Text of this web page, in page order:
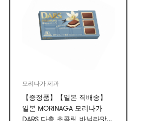
모리나가 제과
【증정품】【일본 직배송】
일본 MORINAGA 모리나가
DARS 다층 초콜릿 바닐라맛